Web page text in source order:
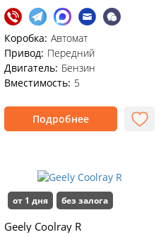
Коробка: Автомат
Привод: Передний
Двигатель: Бензин
Вместимость: 5
Подробнее
от 1 дня без залога
Geely Coolray R